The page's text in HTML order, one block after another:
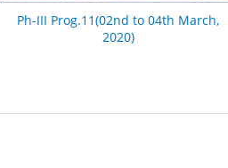
Ph-III Prog.11(02nd to 04th March,
2020)